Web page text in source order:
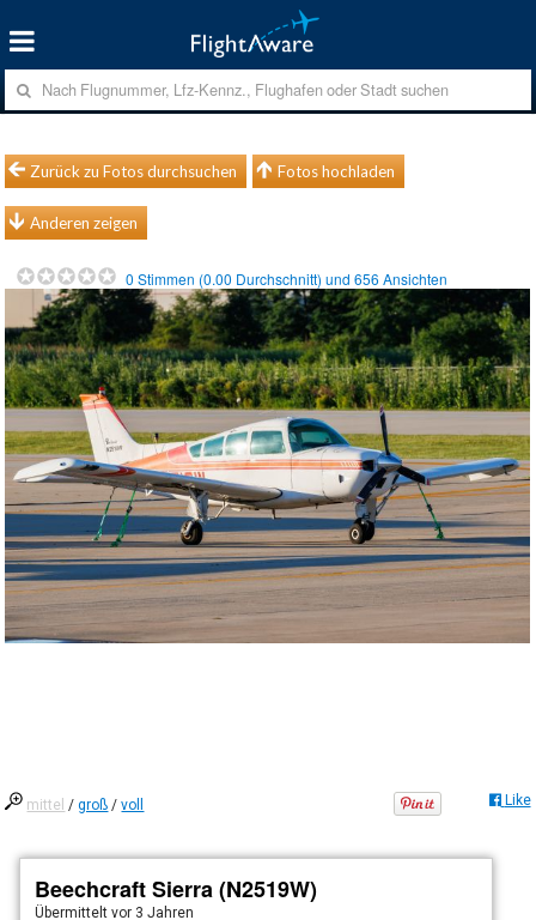
Zurück zu Fotos durchsuchen Fotos hochladen
Anderen zeigen
0 Stimmen (0.00 Durchschnitt) und656 Ansichten
mittel /groß /voll Like
Beechcraft Sierra (N2519W)
Übermitteltvor 3 Jahren